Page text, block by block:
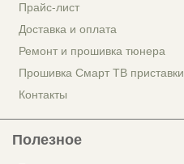
Прайс-лист
Доставка и оплата
Ремонт и прошивка тюнера
Прошивка Смарт ТВ приставки
Контакты
Полезное